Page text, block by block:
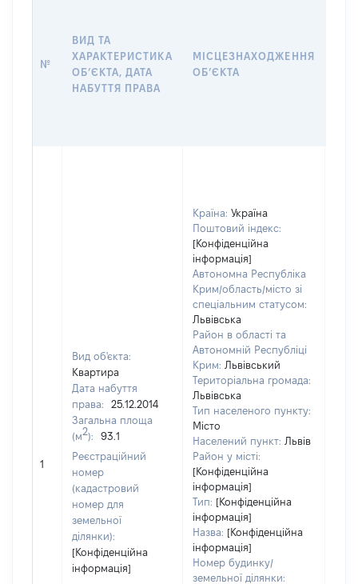
№
ВИД ТА
ХАРАКТЕРИСТИКА
ОБʼЄКТА, ДАТА
НАБУТТЯ ПРАВА
МІСЦЕЗНАХОДЖЕННЯ
ОБʼЄКТА
1
Вид об'єкта:
Квартира
Дата набуття
права:
25.12.2014
Загальна площа
(м2):
93.1
Реєстраційний
номер
(кадастровий
номер для
земельної
ділянки):
[Конфіденційна
інформація]
Країна: Україна
Поштовий індекс:
[Конфіденційна
інформація]
Автономна Республіка
Крим/область/місто зі
спеціальним статусом:
Львівська
Район в області та
Автономній Республіці
Крим: Львівський
Територіальна громада:
Львівська
Тип населеного пункту:
Місто
Населений пункт: Львів
Район у місті:
[Конфіденційна
інформація]
Тип: [Конфіденційна
інформація]
Назва: [Конфіденційна
інформація]
Номер будинку/
земельної ділянки: